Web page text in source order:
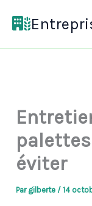
éviter
Par gilberte /14